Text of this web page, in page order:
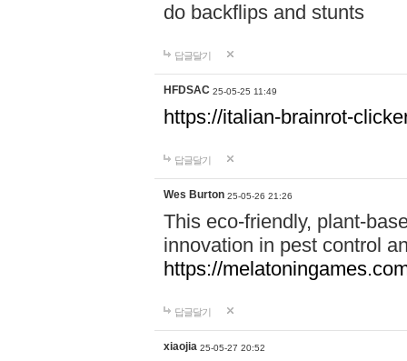
do backflips and stunts
답글달기
HFDSAC 25-05-25 11:49
https://italian-brainrot-
답글달기
Wes Burton 25-05-26 21:26
This eco-friendly, plant-
innovation in pest control
https://
답글달기
xiaojia 25-05-27 20:52